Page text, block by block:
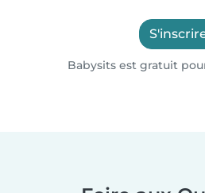
Babysits est gratuit